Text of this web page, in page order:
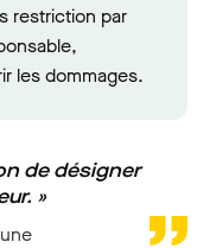
restriction par
les dommages.
de désigner
»